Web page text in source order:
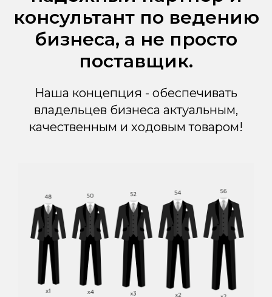
консультант по ведению
бизнеса, а не просто
поставщик.
Наша концепция - обеспечивать
владельцев бизнеса актуальным,
качественным и ходовым товаром!